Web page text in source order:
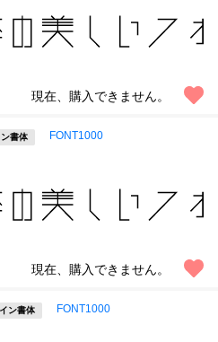
現在、購入できません。
書体 FONT1000
現在、購入できません。
ン書体 FONT1000